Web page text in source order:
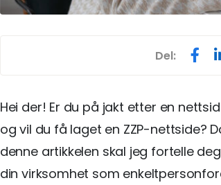
Del:
Hei der! Er du på jakt etter en
og vil du få laget en ZZP-nettside?
denne artikkelen skal jeg fortelle
din virksomhet som